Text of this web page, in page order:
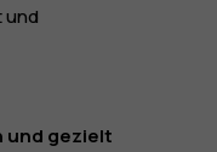
und
und gezielt